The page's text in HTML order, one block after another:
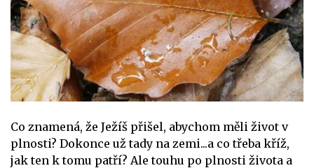
Co znamená, že Ježíš přišel, abychom měli život v
plnosti? Dokonce už tady na zemi...a co třeba kříž,
jak ten k tomu patří? Ale touhu po plnosti života a